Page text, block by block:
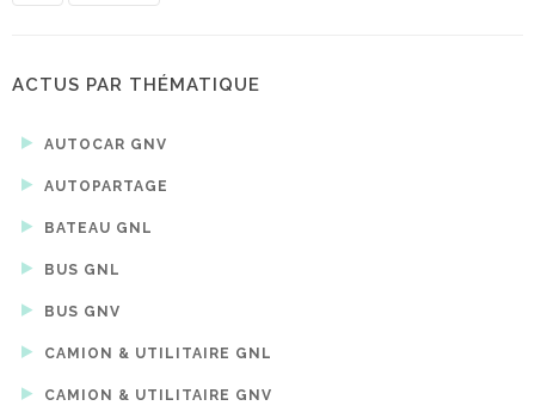
ACTUS PAR THÉMATIQUE
AUTOCAR GNV
AUTOPARTAGE
BATEAU GNL
BUS GNL
BUS GNV
CAMION & UTILITAIRE GNL
CAMION & UTILITAIRE GNV